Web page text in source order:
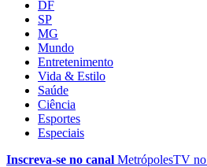
DF
SP
MG
Mundo
Entretenimento
Vida & Estilo
Saúde
Ciência
Esportes
Especiais
Inscreva-se no canal MetrópolesTV no